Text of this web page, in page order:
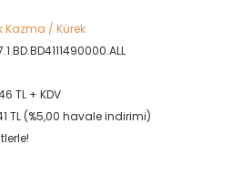
Kazma / Kürek
TL + KDV
TL (%5,00 havale indirimi)